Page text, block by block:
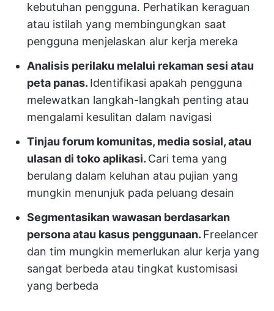
kebutuhan pengguna. Perhatikan keraguan
atau istilah yang membingungkan saat
pengguna menjelaskan alur kerja mereka
Analisis perilaku melalui rekaman sesi atau
peta panas. Identifikasi apakah pengguna
melewatkan langkah-langkah penting atau
mengalami kesulitan dalam navigasi
Tinjau forum komunitas, media sosial, atau
ulasan di toko aplikasi. Cari tema yang
berulang dalam keluhan atau pujian yang
mungkin menunjuk pada peluang desain
Segmentasikan wawasan berdasarkan
persona atau kasus penggunaan. Freelancer
dan tim mungkin memerlukan alur kerja yang
sangat berbeda atau tingkat kustomisasi
yang berbeda